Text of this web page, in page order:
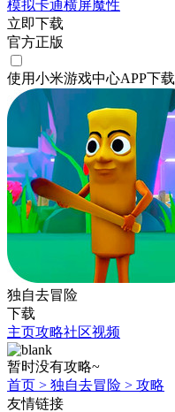
模拟卡通横屏魔性
立即下载
官方正版
使用小米游戏中心APP下载
独自去冒险
下载
主页攻略社区视频
暂时没有攻略~
首页 > 独自去冒险 > 攻略
友情链接